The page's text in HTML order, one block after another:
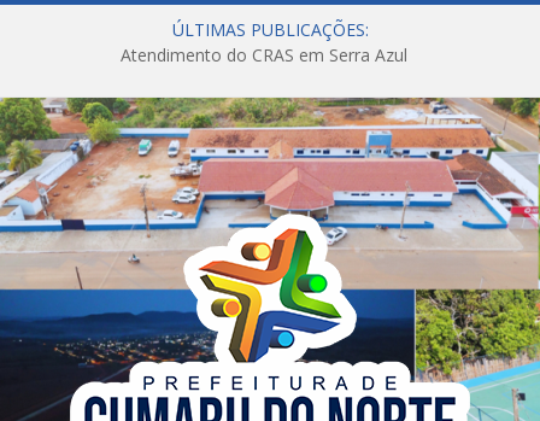
ÚLTIMAS PUBLICAÇÕES:
Atendimento do CRAS em Serra Azul